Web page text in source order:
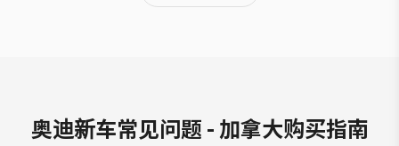
奥迪新车常见问题 - 加拿大购买指南